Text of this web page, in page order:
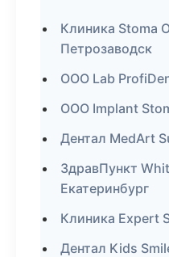
Клиника Stoma
Петрозаводск
ООО Lab
ООО Implant
Дентал MedArt
ЗдравПункт
Екатеринбург
Клиника Expert
Дентал Kids